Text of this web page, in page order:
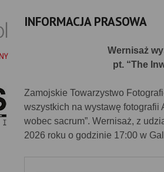
INFORMACJA PRASOWA
Wernisaż
pt. “The
Zamojskie Towarzystwo
wszystkich na wystawę fotografii
wobec sacrum”. Wernisaż, z
2026 roku o godzinie 17:00 w